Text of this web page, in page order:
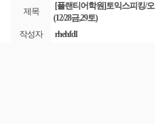
제목
[플랜티어학원]토익스피킹/
(12/28금,29토)
작성자
rhehfdl